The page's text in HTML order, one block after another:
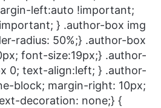
left:auto !important;
} .author-box img
radius: 50%;} .author-box
font-size:19px;} .author-
0; text-align:left; } .author-
block; margin-right: 10px;
decoration: none;} {